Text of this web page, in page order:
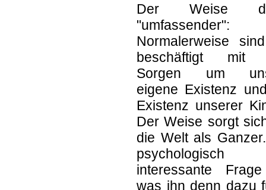
Der Weise
"umfassender":
Normalerweise
beschäftigt mit
Sorgen um
eigene Existenz
Existenz unserer
Der Weise sorgt
die Welt als
psychologisch
interessante
was ihn denn dazu